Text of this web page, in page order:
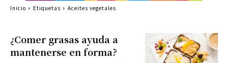
¿Comer grasas ayuda a
mantenerse en forma?
Inicio Etiquetas Aceites vegetales